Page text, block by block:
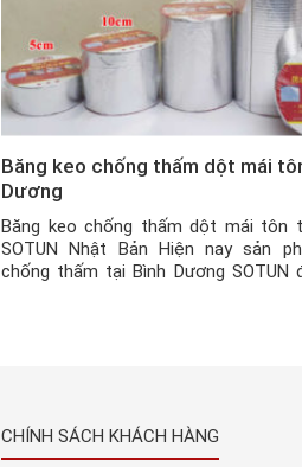
Băng keo chống thấm dột mái
Dương
Băng keo chống thấm dột mái tôn
SOTUN Nhật Bản Hiện nay sản
chống thấm tại Bình Dương SOTUN
CHÍNH SÁCH KHÁCH HÀNG